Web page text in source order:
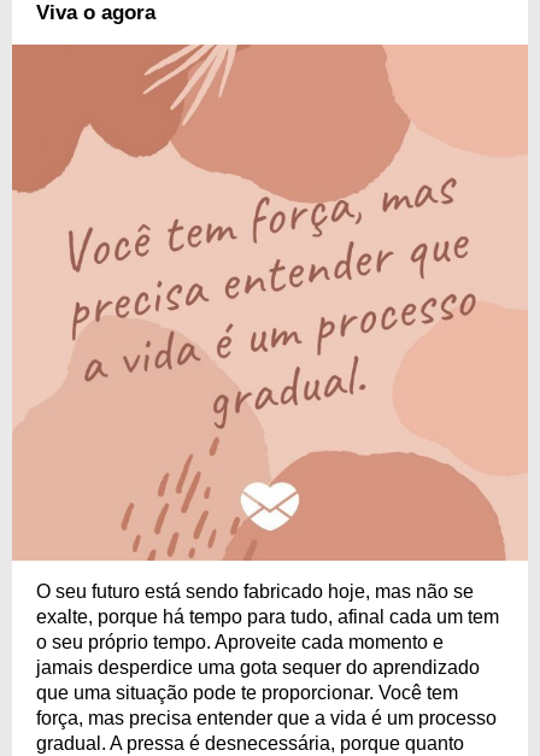
Viva o agora
O seu futuro está sendo fabricado hoje, mas não se
exalte, porque há tempo para tudo, afinal cada um tem
o seu próprio tempo. Aproveite cada momento e
jamais desperdice uma gota sequer do aprendizado
que uma situação pode te proporcionar. Você tem
força, mas precisa entender que a vida é um processo
gradual. A pressa é desnecessária, porque quanto